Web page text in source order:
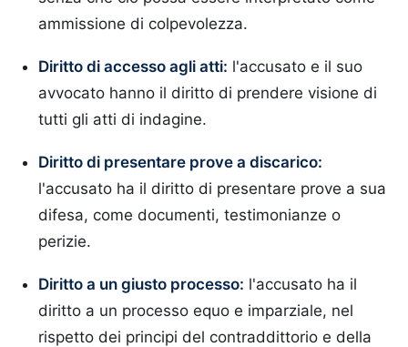
ammissione di colpevolezza.
Diritto di accesso agli atti: l'accusato e il suo
avvocato hanno il diritto di prendere visione di
tutti gli atti di indagine.
Diritto di presentare prove a discarico:
l'accusato ha il diritto di presentare prove a sua
difesa, come documenti, testimonianze o
perizie.
Diritto a un giusto processo: l'accusato ha il
diritto a un processo equo e imparziale, nel
rispetto dei principi del contraddittorio e della